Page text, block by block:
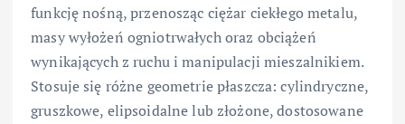
funkcję nośną, przenosząc ciężar ciekłego metalu,
masy wyłożeń ogniotrwałych oraz obciążeń
wynikających z ruchu i manipulacji mieszalnikiem.
Stosuje się różne geometrie płaszcza: cylindryczne,
gruszkowe, elipsoidalne lub złożone, dostosowane